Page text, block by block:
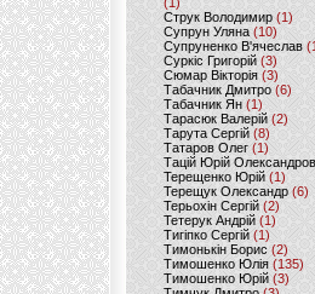
Струк Володимир (1)
Супрун Уляна (10)
Супруненко В'ячеслав
Суркіс Григорій (3)
Сюмар Вікторія (3)
Табачник Дмитро (6)
Табачник Ян(1)
Тарасюк Валерій (2)
Тарута Сергій (8)
Татаров Олег(1)
Тацій Юрій
Терещенко Юрій(1)
Терещук Олександр(6)
Терьохін Сергій (2)
Тетерук Андрій (1)
Тигіпко Сергій(1)
Тимонькін Борис (2)
Тимошенко Юлія (135)
Тимошенко Юрій(3)